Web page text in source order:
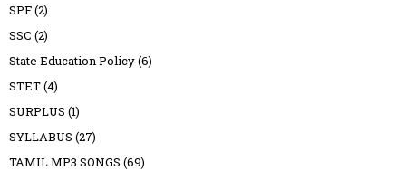
SPF(2)
SSC (2)
State Education Policy(6)
STET(4)
SURPLUS (1)
SYLLABUS (27)
TAMIL MP3 SONGS (69)